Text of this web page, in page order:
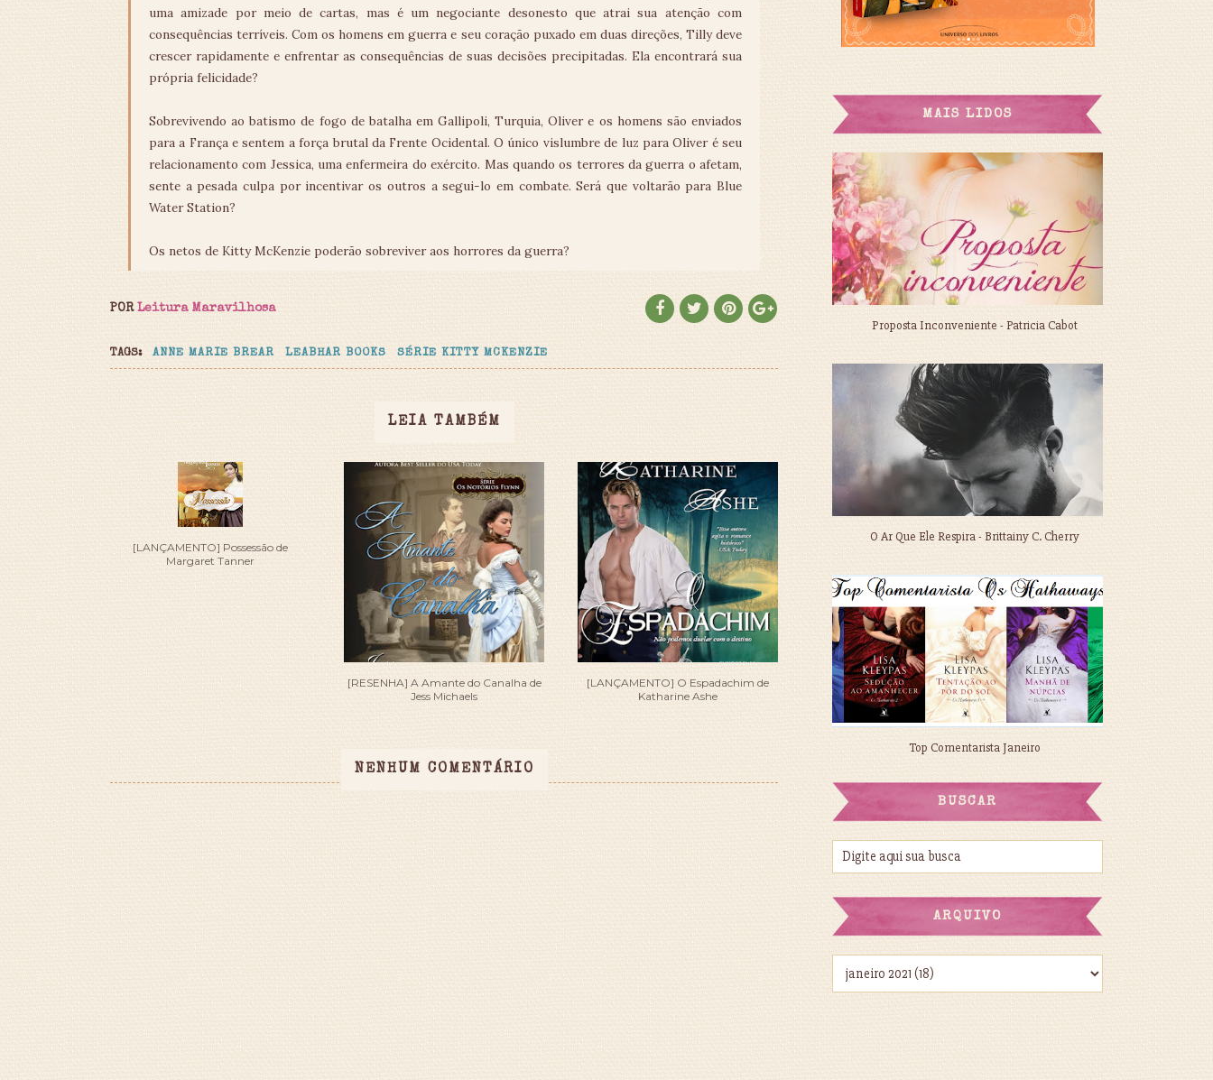
uma amizade por meio de cartas, mas é um negociante desonesto que atrai sua atenção com
consequências terríveis. Com os homens em guerra e seu coração puxado em duas direções, Tilly deve
crescer rapidamente e enfrentar as consequências de suas decisões precipitadas. Ela encontrará sua
própria felicidade?
Sobrevivendo ao batismo de fogo de batalha em Gallipoli, Turquia, Oliver e os homens são enviados
para a França e sentem a força brutal da Frente Ocidental. O único vislumbre de luz para Oliver é seu
relacionamento com Jessica, uma enfermeira do exército. Mas quando os terrores da guerra o afetam,
sente a pesada culpa por incentivar os outros a segui-lo em combate. Será que voltarão para Blue
Water Station?
Os netos de Kitty McKenzie poderão sobreviver aos horrores da guerra?
POR Leitura Maravilhosa
TAGS: ANNE MARIE BREAR LEABHAR BOOKS SÉRIE KITTY MCKENZIE
LEIA TAMBÉM
[LANÇAMENTO] Possessão de
Margaret Tanner
[RESENHA] A Amante do Canalha de
Jess Michaels
[LANÇAMENTO] O Espadachim de
Katharine Ashe
NENHUM COMENTÁRIO
MAIS LIDOS
Proposta Inconveniente - Patricia Cabot
O Ar Que Ele Respira - Brittainy C. Cherry
Top Comentarista Janeiro
BUSCAR
ARQUIVO